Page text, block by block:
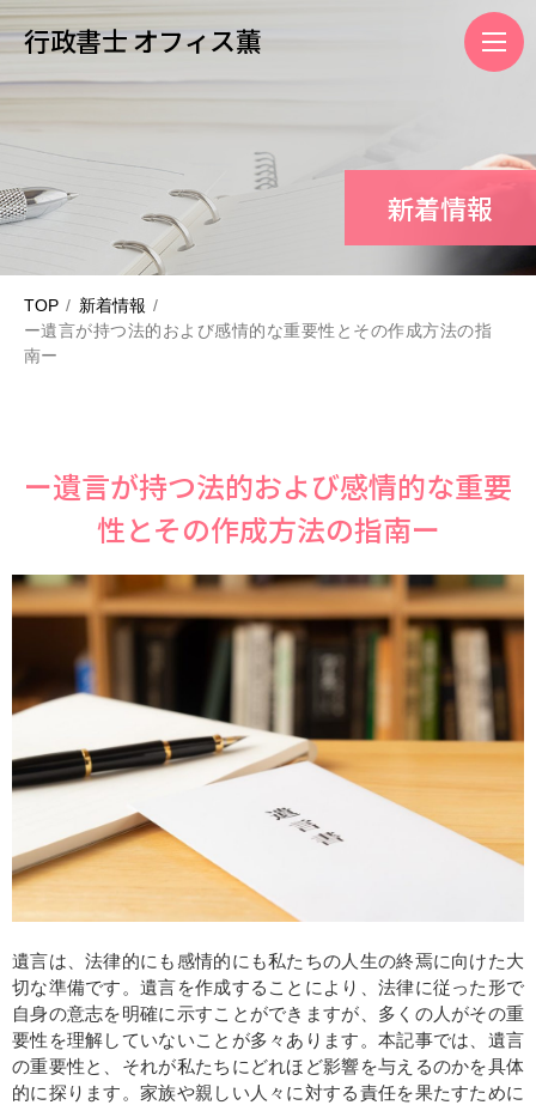
行政書士 オフィス薫
新着情報
TOP
新着情報
ー遺言が持つ法的および感情的な重要性とその作成方法の指
南ー
ー遺言が持つ法的および感情的な重要
性とその作成方法の指南ー
遺言は、法律的にも感情的にも私たちの人生の終焉に向けた大
切な準備です。遺言を作成することにより、法律に従った形で
自身の意志を明確に示すことができますが、多くの人がその重
要性を理解していないことが多々あります。本記事では、遺言
の重要性と、それが私たちにどれほど影響を与えるのかを具体
的に探ります。家族や親しい人々に対する責任を果たすために